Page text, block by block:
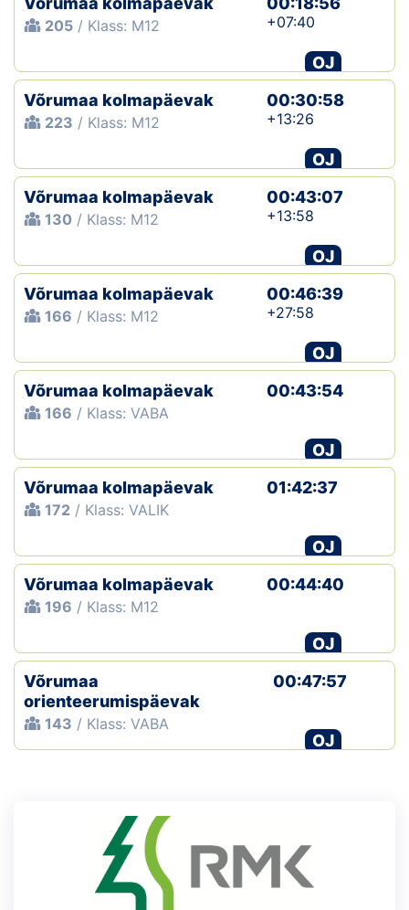
205 / Klass: M12 +07:40
OJ
Võrumaa kolmapäevak
223 / Klass: M12
00:30:58
+13:26
OJ
Võrumaa kolmapäevak
130 / Klass: M12
00:43:07
+13:58
OJ
Võrumaa kolmapäevak
166 / Klass: M12
00:46:39
+27:58
OJ
Võrumaa kolmapäevak
166 / Klass: VABA
00:43:54
OJ
Võrumaa kolmapäevak
172 / Klass: VALIK
01:42:37
OJ
Võrumaa kolmapäevak
196 / Klass: M12
00:44:40
OJ
Võrumaa
orienteerumispäevak
143 / Klass: VABA
00:47:57
OJ